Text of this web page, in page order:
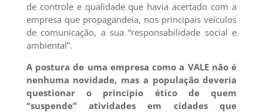
de controle e qualidade que havia acertado com a
empresa que propagandeia, nos principais veículos
de comunicação, a sua “responsabilidade social e
ambiental”.
A postura de uma empresa como a VALE não é
nenhuma novidade, mas a população deveria
questionar o princípio ético de quem
“suspende” atividades em cidades que